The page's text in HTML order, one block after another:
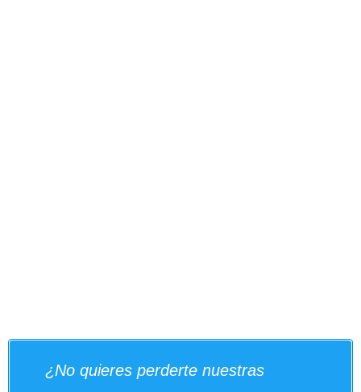
¿No quieres perderte nuestras